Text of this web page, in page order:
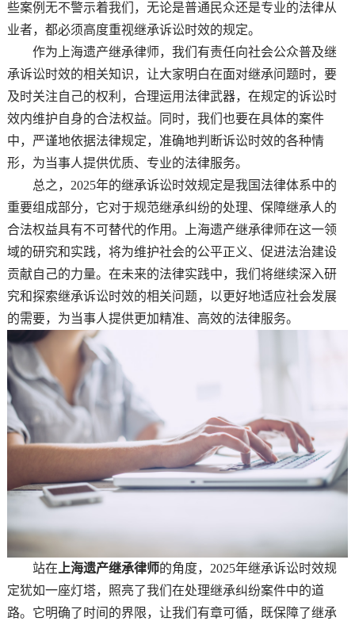
些案例无不警示着我们，无论是普通民众还是专业的法律从
业者，都必须高度重视继承诉讼时效的规定。
作为上海遗产继承律师，我们有责任向社会公众普及继
承诉讼时效的相关知识，让大家明白在面对继承问题时，要
及时关注自己的权利，合理运用法律武器，在规定的诉讼时
效内维护自身的合法权益。同时，我们也要在具体的案件
中，严谨地依据法律规定，准确地判断诉讼时效的各种情
形，为当事人提供优质、专业的法律服务。
总之，2025年的继承诉讼时效规定是我国法律体系中的
重要组成部分，它对于规范继承纠纷的处理、保障继承人的
合法权益具有不可替代的作用。上海遗产继承律师在这一领
域的研究和实践，将为维护社会的公平正义、促进法治建设
贡献自己的力量。在未来的法律实践中，我们将继续深入研
究和探索继承诉讼时效的相关问题，以更好地适应社会发展
的需要，为当事人提供更加精准、高效的法律服务。
站在 上海遗产继承律师的角度，2025年继承诉讼时效规
定犹如一座灯塔，照亮了我们在处理继承纠纷案件中的道
路。它明确了时间的界限，让我们有章可循，既保障了继承